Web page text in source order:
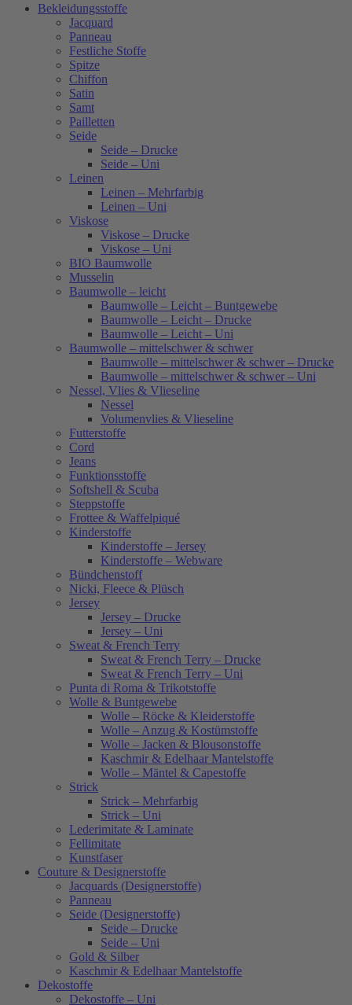
Bekleidungsstoffe
Jacquard
Panneau
Festliche Stoffe
Spitze
Chiffon
Satin
Samt
Pailletten
Seide
Seide – Drucke
Seide – Uni
Leinen
Leinen – Mehrfarbig
Leinen – Uni
Viskose
Viskose – Drucke
Viskose – Uni
BIO Baumwolle
Musselin
Baumwolle – leicht
Baumwolle – Leicht – Buntgewebe
Baumwolle – Leicht – Drucke
Baumwolle – Leicht – Uni
Baumwolle – mittelschwer & schwer
Baumwolle – mittelschwer & schwer – Drucke
Baumwolle – mittelschwer & schwer – Uni
Nessel, Vlies & Vlieseline
Nessel
Volumenvlies & Vlieseline
Futterstoffe
Cord
Jeans
Funktionsstoffe
Softshell & Scuba
Steppstoffe
Frottee & Waffelpiqué
Kinderstoffe
Kinderstoffe – Jersey
Kinderstoffe – Webware
Bündchenstoff
Nicki, Fleece & Plüsch
Jersey
Jersey – Drucke
Jersey – Uni
Sweat & French Terry
Sweat & French Terry – Drucke
Sweat & French Terry – Uni
Punta di Roma & Trikotstoffe
Wolle & Buntgewebe
Wolle – Röcke & Kleiderstoffe
Wolle – Anzug & Kostümstoffe
Wolle – Jacken & Blousonstoffe
Kaschmir & Edelhaar Mantelstoffe
Wolle – Mäntel & Capestoffe
Strick
Strick – Mehrfarbig
Strick – Uni
Lederimitate & Laminate
Fellimitate
Kunstfaser
Couture & Designerstoffe
Jacquards (Designerstoffe)
Panneau
Seide (Designerstoffe)
Seide – Drucke
Seide – Uni
Gold & Silber
Kaschmir & Edelhaar Mantelstoffe
Dekostoffe
Dekostoffe – Uni